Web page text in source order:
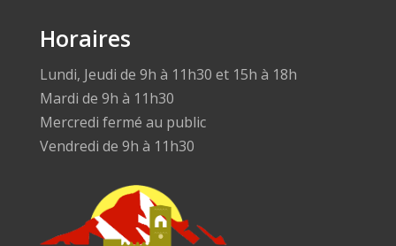
Horaires
Lundi, Jeudi de 9h à 11h30 et 15h à 18h
Mardi de 9h à 11h30
Mercredi fermé au public
Vendredi de 9h à 11h30